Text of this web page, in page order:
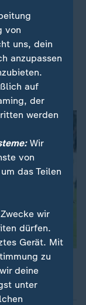
Für die
kommt das
Spielzeit.
von
uns, dein
anzupassen
auf
der
werden
Wir
von
das Teilen
wir
dürfen.
Gerät. Mit
zu
deine
unter